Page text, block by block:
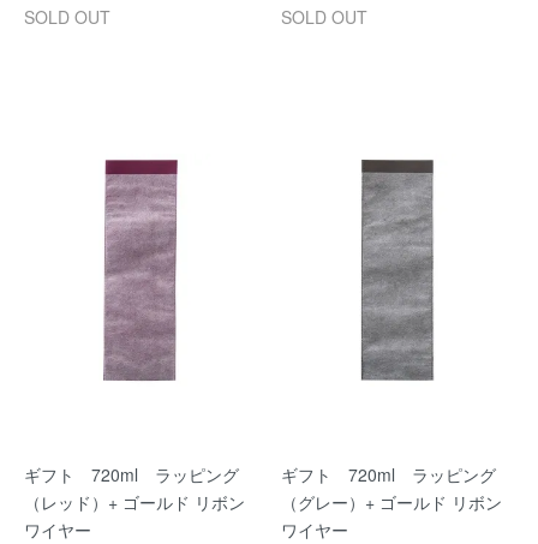
SOLD OUT
SOLD OUT
ギフト 720ml ラッピング
（レッド）+ ゴールド リボン
ワイヤー
ギフト 720ml ラッピング
（グレー）+ ゴールド リボン
ワイヤー